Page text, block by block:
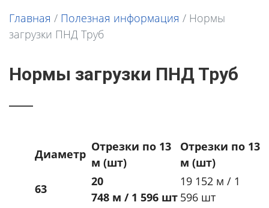
Главная / Полезная информация / Нормы
загрузки ПНД Труб
Нормы загрузки ПНД Труб
Диаметр
Отрезки по 13
м (шт)
Отрезки по 13
м (шт)
63
20
748 м / 1 596 шт
19 152 м / 1
596 шт